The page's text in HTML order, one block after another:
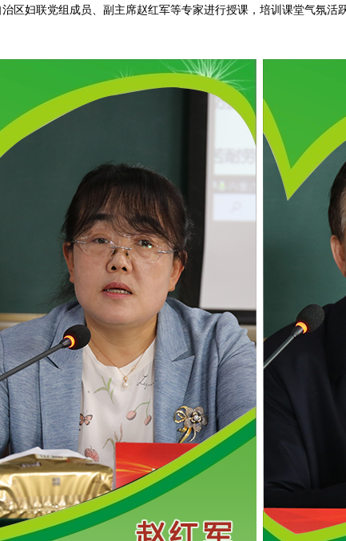
区妇联党组成员、副主席赵红军等专家进行授课，培训课堂气氛活